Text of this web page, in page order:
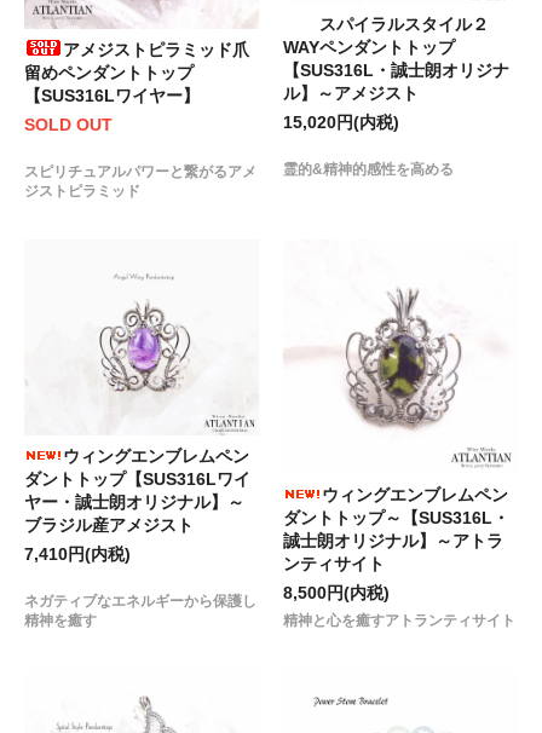
アメジストピラミッド爪
留めペンダントトップ
【SUS316Lワイヤー】
SOLD OUT
スピリチュアルパワーと繋がるアメ
ジストピラミッド
スパイラルスタイル２
WAYペンダントトップ
【SUS316L・誠士朗オリジナ
ル】～アメジスト
15,020円(内税)
霊的&精神的感性を高める
ウィングエンブレムペン
ダントトップ【SUS316Lワイ
ヤー・誠士朗オリジナル】～
ブラジル産アメジスト
7,410円(内税)
ネガティブなエネルギーから保護し
精神を癒す
ウィングエンブレムペン
ダントトップ～【SUS316L・
誠士朗オリジナル】～アトラ
ンティサイト
8,500円(内税)
精神と心を癒すアトランティサイト